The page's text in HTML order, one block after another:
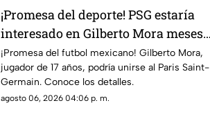
¡Promesa del deporte! PSG estaría
interesado en Gilberto Mora meses
antes de cumplir 18 años
¡Promesa del futbol mexicano! Gilberto Mora,
jugador de 17 años, podría unirse al Paris Saint-
Germain. Conoce los detalles.
agosto 06, 2026 04:06 p. m.